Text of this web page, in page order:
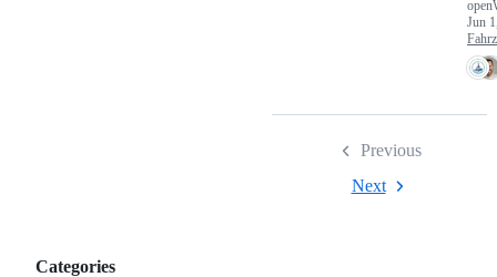
Categories
Jun
Previous
Next